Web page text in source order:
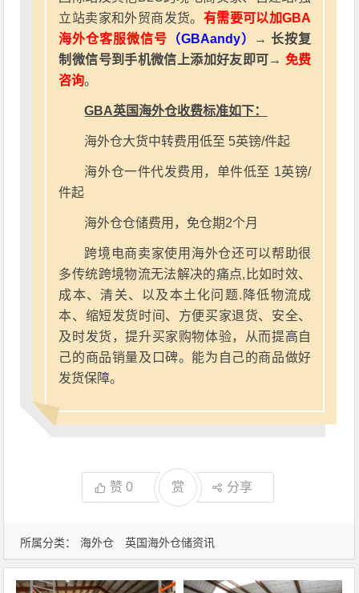
所属分类： 海外仓 英国海外仓储资讯
立站卖家和外贸商发货。 有需要可以加GBA
海外仓客服微信号 （GBAandy）
→ 长按复
制微信号到手机微信上添加好友即可→ 免费
咨询。
GBA英国海外仓收费标准如下：
海外仓大货中转费用低至 5英镑/件起
海外仓一件代发费用，单件低至 1英镑/
件起
海外仓仓储费用，免仓期2个月
跨境电商卖家使用海外仓还可以帮助很
多传统跨境物流无法解决的痛点,比如时效、
成本、清关、以及本土化问题.降低物流成
本、缩短发货时间、方便买家退货、安全、
及时发货，提升买家购物体验，从而提高自
己的商品销量及口碑。能为自己的商品做好
发货保障。
赞0 赏 分享